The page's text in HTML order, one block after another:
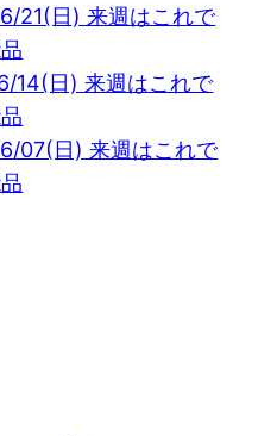
21(日) 来週はこれで
14(日) 来週はこれで
07(日) 来週はこれで